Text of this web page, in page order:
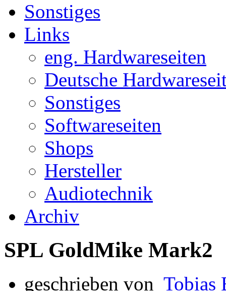
Sonstiges
Links
eng. Hardwareseiten
Deutsche
Sonstiges
Softwareseiten
Shops
Hersteller
Audiotechnik
Archiv
SPL GoldMike Mark2
geschrieben von Tobias